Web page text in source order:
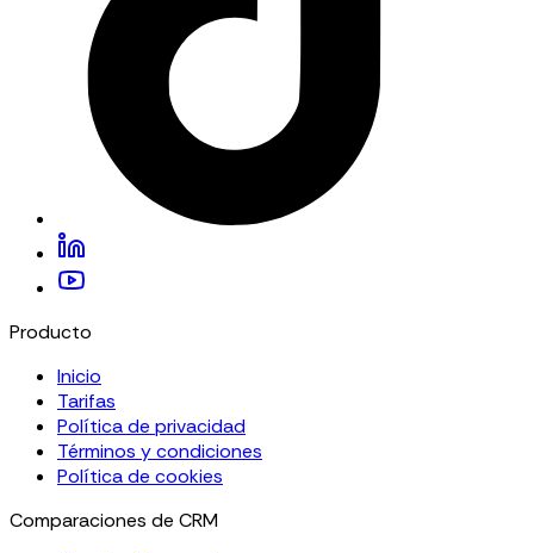
Producto
Inicio
Tarifas
Política de privacidad
Términos y condiciones
Política de cookies
Comparaciones de CRM